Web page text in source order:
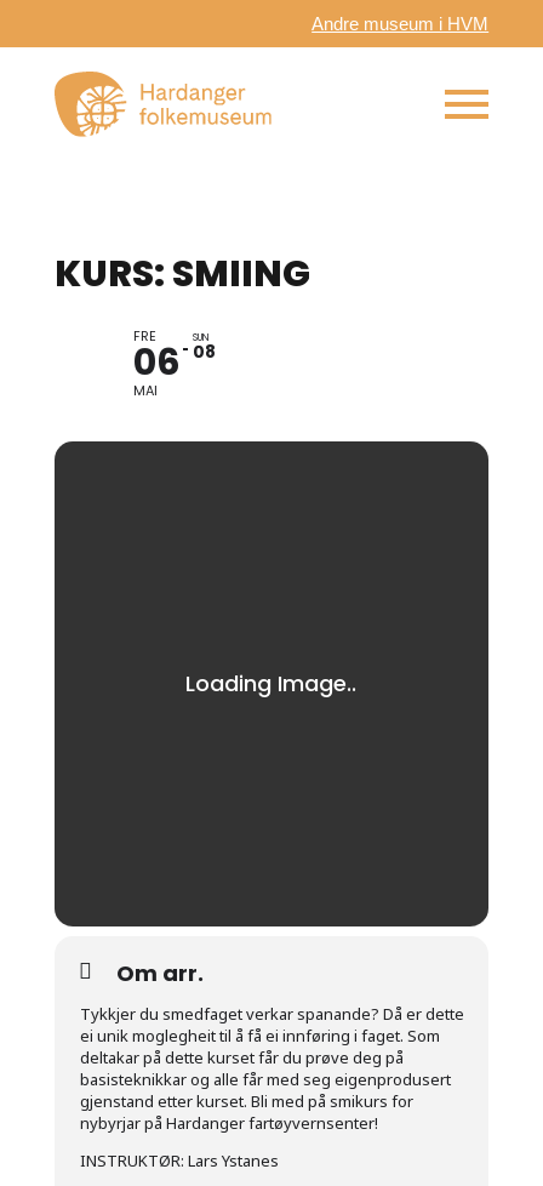
Andre museum i HVM
KURS: SMIING
FRE
06
MAI
SUN
08
Om arr.
Tykkjer du smedfaget verkar spanande? Då er dette
ei unik moglegheit til å få ei innføring i faget. Som
deltakar på dette kurset får du prøve deg på
basisteknikkar og alle får med seg eigenprodusert
gjenstand etter kurset. Bli med på smikurs for
nybyrjar på Hardanger fartøyvernsenter!
INSTRUKTØR: Lars Ystanes